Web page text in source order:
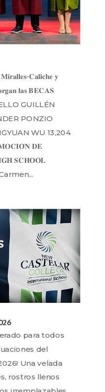
𝐂𝐚𝐥𝐢𝐜𝐡𝐞 𝐲
𝐥𝐚𝐬 𝐁𝐄𝐂𝐀𝐒
GUILLÉN
PONZIO
WU 13,204
𝐃𝐄
𝐒𝐂𝐇𝐎𝐎𝐋
para todos
del
Una velada
rostros llenos